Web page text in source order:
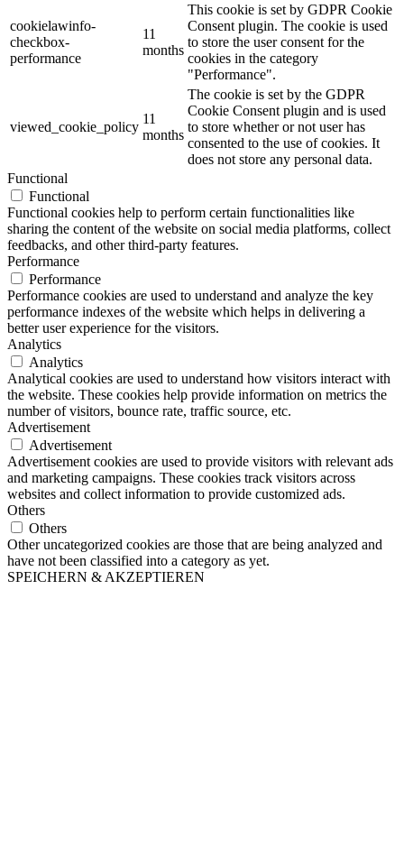
cookielawinfo-
checkbox-
performance
11
months
This cookie is set by GDPR Cookie
Consent plugin. The cookie is used
to store the user consent for the
cookies in the category
"Performance".
viewed_cookie_policy
11
months
The cookie is set by the GDPR
Cookie Consent plugin and is used
to store whether or not user has
consented to the use of cookies. It
does not store any personal data.
Functional
Functional
Functional cookies help to perform certain functionalities like
sharing the content of the website on social media platforms, collect
feedbacks, and other third-party features.
Performance
Performance
Performance cookies are used to understand and analyze the key
performance indexes of the website which helps in delivering a
better user experience for the visitors.
Analytics
Analytics
Analytical cookies are used to understand how visitors interact with
the website. These cookies help provide information on metrics the
number of visitors, bounce rate, traffic source, etc.
Advertisement
Advertisement
Advertisement cookies are used to provide visitors with relevant ads
and marketing campaigns. These cookies track visitors across
websites and collect information to provide customized ads.
Others
Others
Other uncategorized cookies are those that are being analyzed and
have not been classified into a category as yet.
SPEICHERN & AKZEPTIEREN